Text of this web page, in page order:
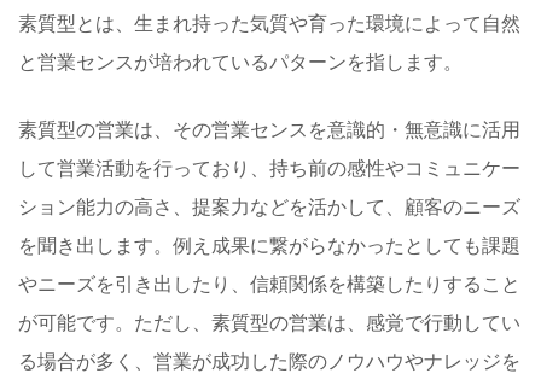
素質型とは、生まれ持った気質や育った環境によって自然
と営業センスが培われているパターンを指します。
素質型の営業は、その営業センスを意識的・無意識に活用
して営業活動を行っており、持ち前の感性やコミュニケー
ション能力の高さ、提案力などを活かして、顧客のニーズ
を聞き出します。例え成果に繋がらなかったとしても課題
やニーズを引き出したり、信頼関係を構築したりすること
が可能です。ただし、素質型の営業は、感覚で行動してい
る場合が多く、営業が成功した際のノウハウやナレッジを